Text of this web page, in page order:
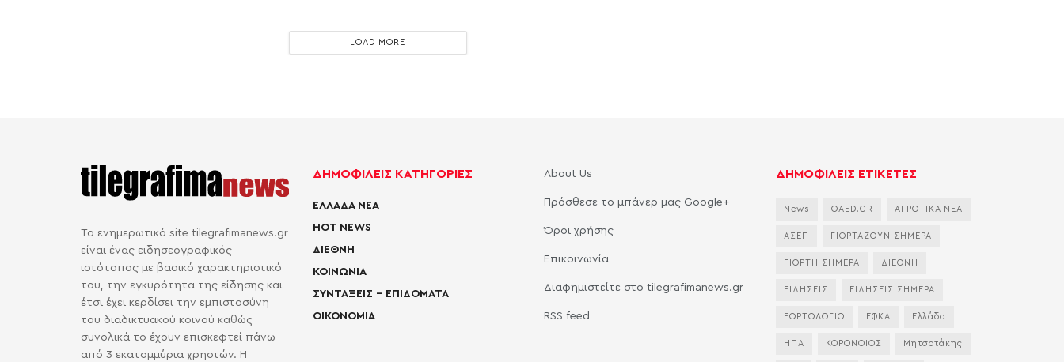
LOAD MORE
Το ενημερωτικό site tilegrafimanews.gr
είναι ένας ειδησεογραφικός
ιστότοπος με βασικό χαρακτηριστικό
του, την εγκυρότητα της είδησης και
έτσι έχει κερδίσει την εμπιστοσύνη
του διαδικτυακού κοινού καθώς
συνολικά το έχουν επισκεφτεί πάνω
από 3 εκατομμύρια χρηστών. Η
ΔΗΜΟΦΙΛΕΙΣ ΚΑΤΗΓΟΡΙΕΣ
ΕΛΛΑΔΑ ΝΕΑ
HOT NEWS
ΔΙΕΘΝΗ
ΚΟΙΝΩΝΙΑ
ΣΥΝΤΑΞΕΙΣ – ΕΠΙΔΟΜΑΤΑ
ΟΙΚΟΝΟΜΙΑ
About Us
Πρόσθεσε το μπάνερ μας Google+
Όροι χρήσης
Επικοινωνία
Διαφημιστείτε στο tilegrafimanews.gr
RSS feed
ΔΗΜΟΦΙΛΕΙΣ ΕΤΙΚΕΤΕΣ
News OAED.GR ΑΓΡΟΤΙΚΑ ΝΕΑ
ΑΣΕΠ ΓΙΟΡΤΑΖΟΥΝ ΣΗΜΕΡΑ
ΓΙΟΡΤΗ ΣΗΜΕΡΑ ΔΙΕΘΝΗ
ΕΙΔΗΣΕΙΣ ΕΙΔΗΣΕΙΣ ΣΗΜΕΡΑ
ΕΟΡΤΟΛΟΓΙΟ ΕΦΚΑ Ελλάδα
ΗΠΑ ΚΟΡΟΝΟΙΟΣ Μητσοτάκης